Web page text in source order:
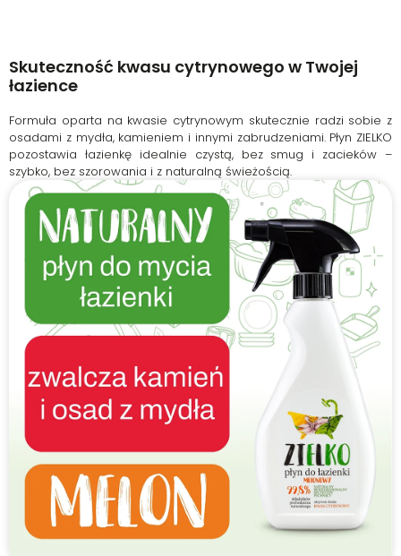
Skuteczność kwasu cytrynowego w Twojej
łazience
Formuła oparta na kwasie cytrynowym skutecznie radzi sobie z
osadami z mydła, kamieniem i innymi zabrudzeniami. Płyn ZIELKO
pozostawia łazienkę idealnie czystą, bez smug i zacieków –
szybko, bez szorowania i z naturalną świeżością.